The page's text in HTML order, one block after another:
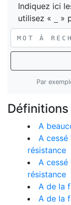
Indiquez ici
utilisez «
»
Par
A
A
résistance
A
résistance
A de la
A de la